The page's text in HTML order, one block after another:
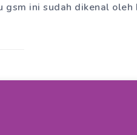
ini sudah dikenal oleh